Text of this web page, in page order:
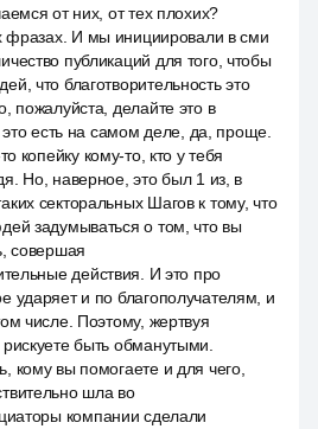
от них, от тех плохих?
фразах. И мы инициировали в сми
публикаций для того, чтобы
что благотворительность это
пожалуйста, делайте это в
это есть на самом деле, да, проще.
копейку кому-то, кто у тебя
Но, наверное, это был 1 из, в
секторальных Шагов к тому, что
задумываться о том, что вы
совершая
действия. И это про
ударяет и по благополучателям, и
числе. Поэтому, жертвуя
быть обманутыми.
кому вы помогаете и для чего,
шла во
компании сделали